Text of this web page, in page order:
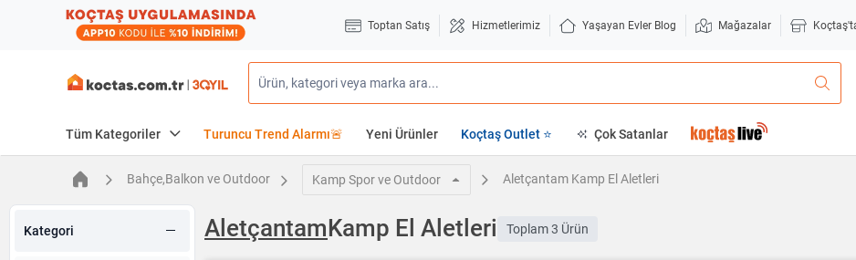
Toptan Satış Hizmetlerimiz Yaşayan Evler Blog Mağazalar
Tüm Kategoriler Turuncu Trend Alarmı🚨 Yeni Ürünler Koçtaş Outlet ⭐ Çok Satanlar
Bahçe,Balkon ve Outdoor Kamp Spor ve Outdoor Aletçantam Kamp El Aletleri
Kategori AletçantamKamp El Aletleri Toplam3 Ürün